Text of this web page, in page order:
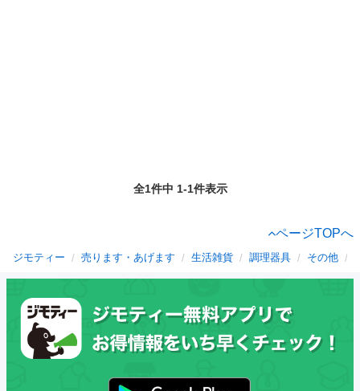
全1件中 1-1件表示
ページTOPへ
ジモティー 売ります・あげます 生活雑貨 調理器具 その他